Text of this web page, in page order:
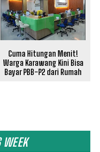
WEEK
Cuma Hitungan Menit!
Warga Karawang Kini Bisa
Bayar PBB-P2 dari Rumah